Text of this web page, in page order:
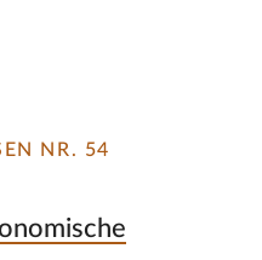
NR. 54